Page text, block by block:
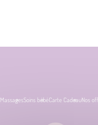
MassagesSoins bébéCarte CadeauNos